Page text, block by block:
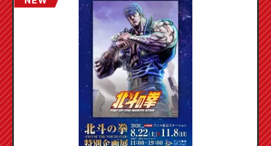
thẻ mini được vẽ đặc biệt (tổng cộng 4 loại)!